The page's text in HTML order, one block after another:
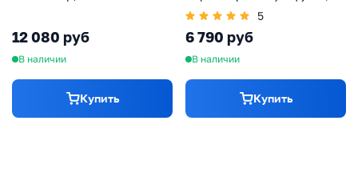
Alox,серый
12 080 руб
В наличии
Купить
красный
5
6 790 руб
В наличии
Купить